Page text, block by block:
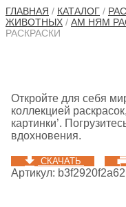
ГЛАВНАЯ / КАТАЛОГ /
ЖИВОТНЫХ / АМ НЯМ
РАСКРАСКИ
Откройте для себя
коллекцией
картинки’.
вдохновения.
СКАЧАТЬ
Артикул: b3f2920f2a62